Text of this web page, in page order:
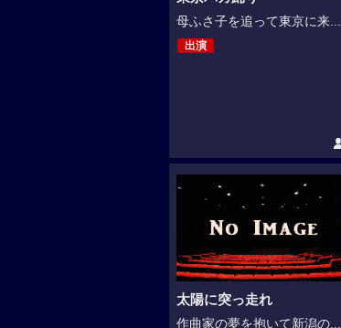
母ふさ子を追って東京に来...
出演
太陽に突っ走れ
作曲家の夢を抱いて新潟の...